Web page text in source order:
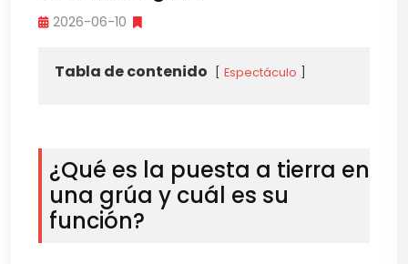
2026-06-10
Tabla de contenido Espectáculo
¿Qué es la puesta a tierra en
una grúa y cuál es su
función?